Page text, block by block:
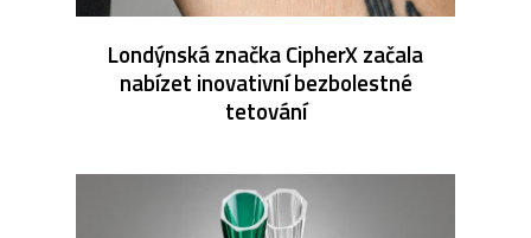
Londýnská značka CipherX začala
nabízet inovativní bezbolestné
tetování